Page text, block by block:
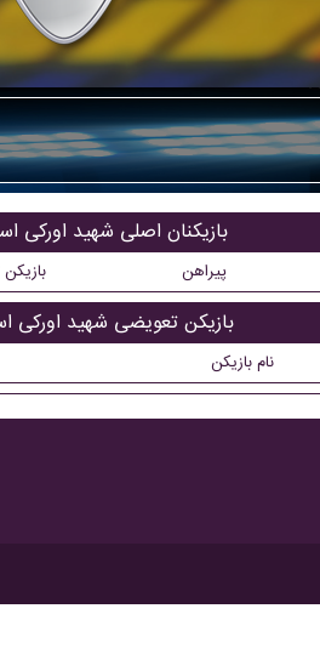
بازیکنان اصلی شهید اورکی
پیراهن
بازیکن تعویضی شهید اورکی
نام بازیکن